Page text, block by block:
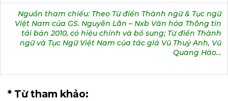
Nguồn tham chiếu: Theo Từ điển Thành ngữ & Tục ngữ
Việt Nam của GS. Nguyễn Lân – Nxb Văn hóa Thông tin
tái bản 2010, có hiệu chỉnh và bổ sung; Từ điển Thành
ngữ và Tục Ngữ Việt Nam của tác giả Vũ Thuý Anh, Vũ
Quang Hào…
* Từ tham khảo: